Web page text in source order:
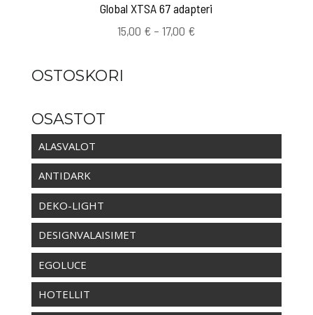
Global XTSA 67 adapteri
15,00 € – 17,00 €Hintaluokka:
OSTOSKORI
OSASTOT
ALASVALOT
ANTIDARK
DEKO-LIGHT
DESIGNVALAISIMET
EGOLUCE
HOTELLIT